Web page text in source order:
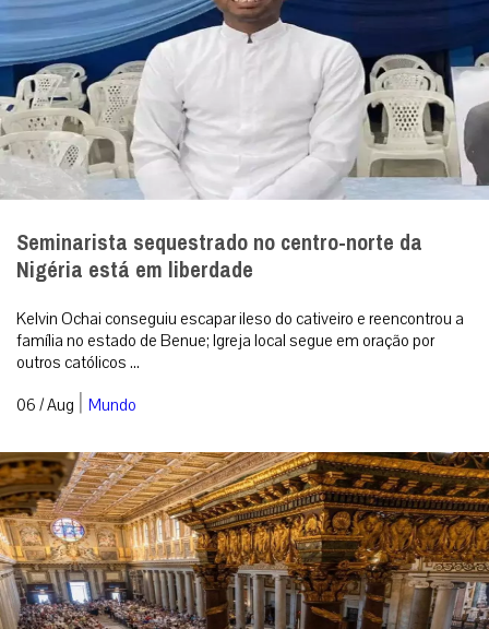
Seminarista sequestrado no centro-norte da
Nigéria está em liberdade
Kelvin Ochai conseguiu escapar ileso do cativeiro e reencontrou a
família no estado de Benue; Igreja local segue em oração por
outros católicos ...
06 / Aug | Mundo